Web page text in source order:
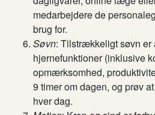
medarbejdere de
brug for.
Søvn: Tilstrækkeligt søvn er
hjernefunktioner (inklusive
opmærksomhed,
9 timer om dagen, og prøv
hver dag.